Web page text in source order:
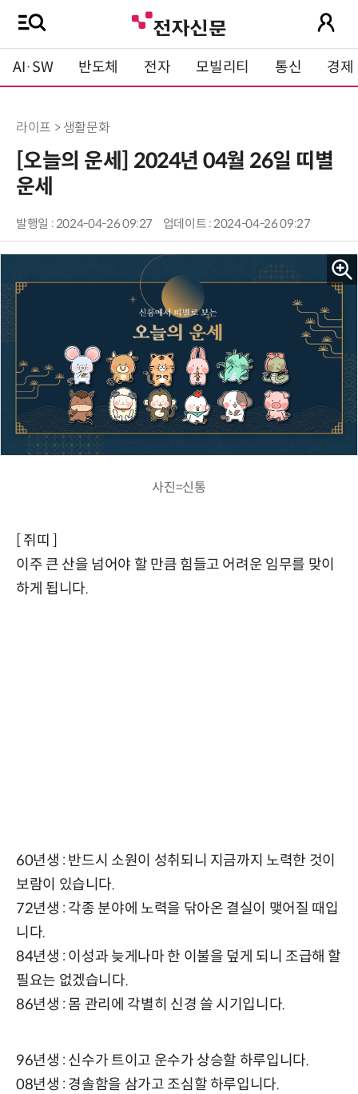
AI·SW 반도체 전자 모빌리티 통신 경제
라이프 > 생활문화
[오늘의 운세] 2024년 04월 26일 띠별
운세
발행일 : 2024-04-26 09:27 업데이트 : 2024-04-26 09:27
사진=신통
[ 쥐띠 ]
이주 큰 산을 넘어야 할 만큼 힘들고 어려운 임무를 맞이
하게 됩니다.
60년생 : 반드시 소원이 성취되니 지금까지 노력한 것이
보람이 있습니다.
72년생 : 각종 분야에 노력을 닦아온 결실이 맺어질 때입
니다.
84년생 : 이성과 늦게나마 한 이불을 덮게 되니 조급해 할
필요는 없겠습니다.
86년생 : 몸 관리에 각별히 신경 쓸 시기입니다.
96년생 : 신수가 트이고 운수가 상승할 하루입니다.
08년생 : 경솔함을 삼가고 조심할 하루입니다.